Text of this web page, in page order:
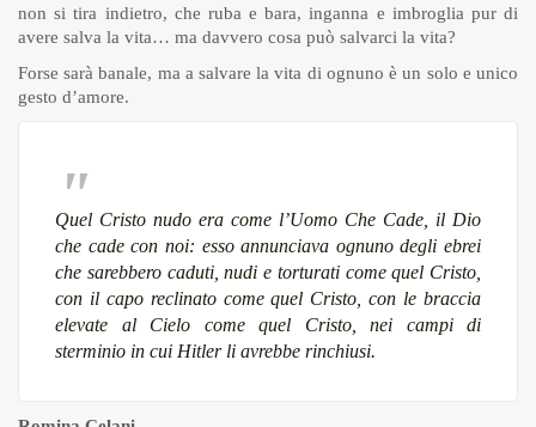
non si tira indietro, che ruba e bara, inganna e imbroglia pur di
avere salva la vita… ma davvero cosa può salvarci la vita?
Forse sarà banale, ma a salvare la vita di ognuno è un solo e unico
gesto d’amore.
Quel Cristo nudo era come l’Uomo Che Cade, il Dio
che cade con noi: esso annunciava ognuno degli ebrei
che sarebbero caduti, nudi e torturati come quel Cristo,
con il capo reclinato come quel Cristo, con le braccia
elevate al Cielo come quel Cristo, nei campi di
sterminio in cui Hitler li avrebbe rinchiusi.